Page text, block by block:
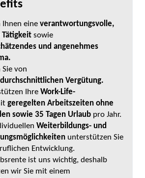
eine verantwortungsvolle,
sowie
und angenehmes
von
Vergütung.
Ihre Work-Life-
geregelten Arbeitszeiten ohne
sowie 35 Tagen Urlaub pro Jahr.
Weiterbildungs- und
unterstützen Sie
Entwicklung.
ist uns wichtig, deshalb
wir Sie mit einem